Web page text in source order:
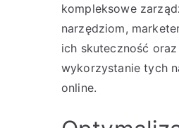
kompleksowe
narzędziom,
ich skuteczność
wykorzystanie tych
online.